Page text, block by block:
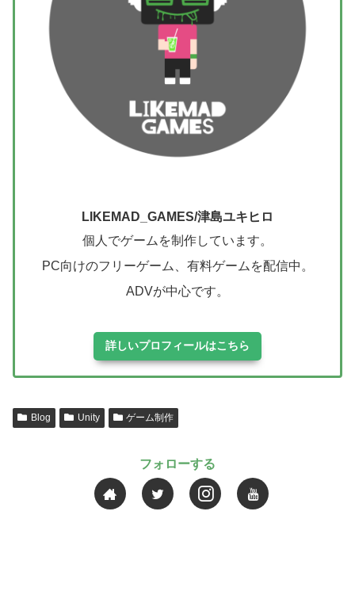
LIKEMAD_GAMES/津島ユキヒロ
個人でゲームを制作しています。
PC向けのフリーゲーム、有料ゲームを配信中。
ADVが中心です。
詳しいプロフィールはこちら
Blog Unity ゲーム制作
フォローする